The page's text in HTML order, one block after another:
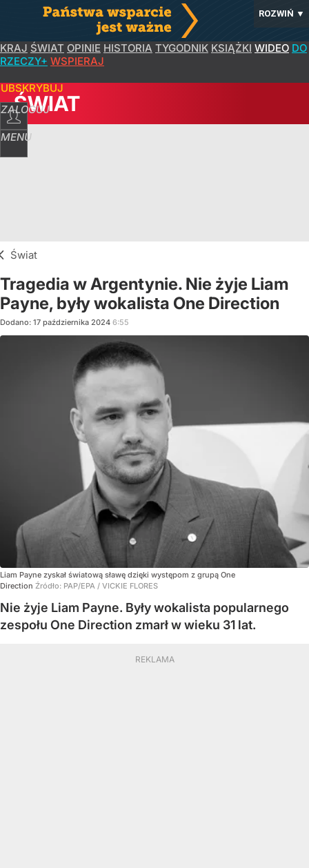
ROZWIŃ ▼
KRAJ ŚWIAT OPINIE HISTORIA TYGODNIK KSIĄŻKI WIDEO DO
RZECZY+ WSPIERAJ
ZALOGUJ
MENU
ŚWIAT
Świat
Tragedia w Argentynie. Nie żyje Liam
Payne, były wokalista One Direction
Dodano: 17 października 2024 6:55
Liam Payne zyskał światową sławę dzięki występom z grupą One
Direction Źródło: PAP/EPA / VICKIE FLORES
Nie żyje Liam Payne. Były wokalista popularnego
zespołu One Direction zmarł w wieku 31 lat.